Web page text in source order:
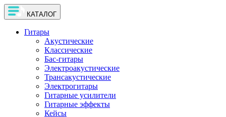
КАТАЛОГ
Гитары
Акустические
Классические
Бас-гитары
Электроакустические
Трансакустические
Электрогитары
Гитарные усилители
Гитарные эффекты
Кейсы